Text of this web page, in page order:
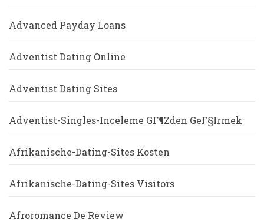
Advanced Payday Loans
Adventist Dating Online
Adventist Dating Sites
Adventist-Singles-Inceleme GГ¶zden GeГ§irmek
Afrikanische-Dating-Sites Kosten
Afrikanische-Dating-Sites Visitors
Afroromance De Review